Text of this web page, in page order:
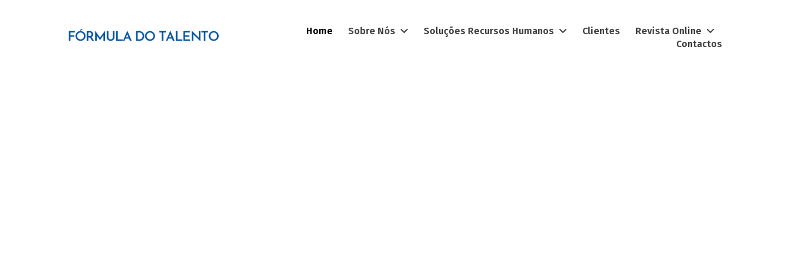
Home Sobre Nós Soluções Recursos Humanos Clientes
Revista Online
Contactos